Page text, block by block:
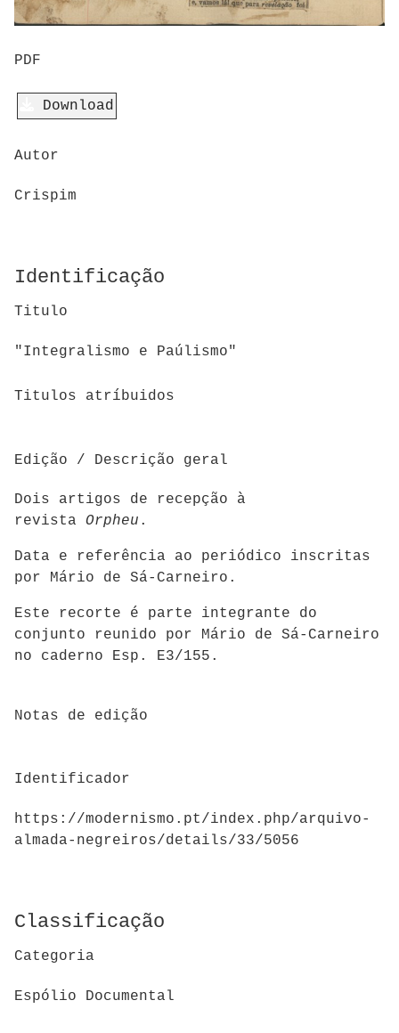
PDF
Download
Autor
Crispim
Identificação
Titulo
"Integralismo e Paúlismo"
Titulos atríbuidos
Edição / Descrição geral
Dois artigos de recepção à
revista Orpheu .
Data e referência ao periódico inscritas
por Mário de Sá-Carneiro.
Este recorte é parte integrante do
conjunto reunido por Mário de Sá-Carneiro
no caderno Esp. E3/155.
Notas de edição
Identificador
https://modernismo.pt/index.php/arquivo-
almada-negreiros/details/33/5056
Classificação
Categoria
Espólio Documental